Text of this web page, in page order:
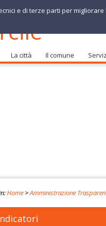
di
La città Il comune
Home >Amministrazione
e di terze parti per